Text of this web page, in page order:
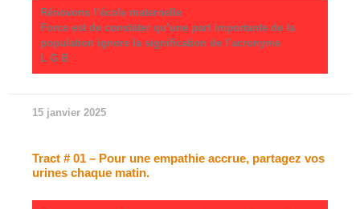
Rénovons l’école maternelle
Force est de constater qu’une part importante de la
population ignore la signification de l’acronyme
L G B
15 janvier 2025
Tract # 01 – Pour une empathie accrue, partagez vos
urines chaque matin.